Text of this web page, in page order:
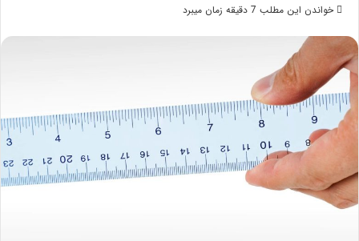
خواندن این مطلب 7 دقیقه زمان میبرد